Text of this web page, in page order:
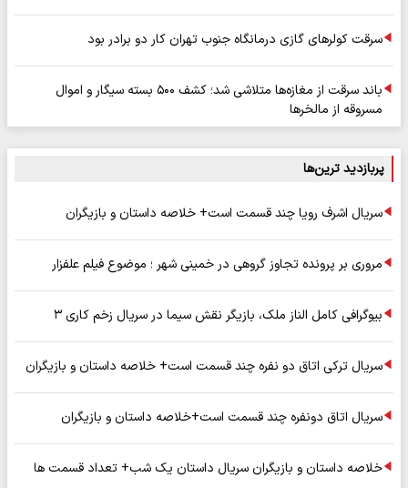
سرقت کولرهای گازی درمانگاه جنوب تهران کار دو برادر بود
باند سرقت از مغازه‌ها متلاشی شد؛ کشف ۵۰۰ بسته سیگار و اموال
مسروقه از مالخرها
پربازدید ترین‌ها
سریال اشرف رویا چند قسمت است+ خلاصه داستان و بازیگران
مروری بر پرونده تجاوز گروهی در خمینی شهر ؛ موضوع فیلم علفزار
بیوگرافی کامل الناز ملک، بازیگر نقش سیما در سریال زخم کاری ۳
سریال ترکی اتاق دو نفره چند قسمت است+ خلاصه داستان و بازیگران
سریال اتاق دونفره چند قسمت است+خلاصه داستان و بازیگران
خلاصه داستان و بازیگران سریال داستان یک شب+ تعداد قسمت ها